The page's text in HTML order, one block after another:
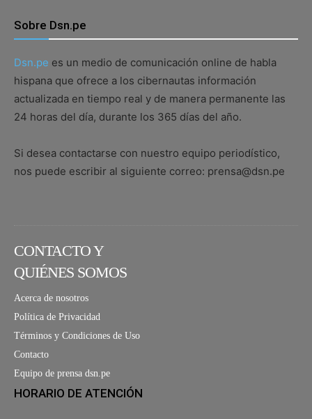
Sobre Dsn.pe
Dsn.pe es un medio de comunicación online de habla
hispana que ofrece a los cibernautas información
actualizada en tiempo real y de manera permanente las
24 horas del día, durante los 365 días del año.
Si desea contactarse con nuestro equipo periodístico,
nos puede escribir al siguiente correo: prensa@dsn.pe
CONTACTO Y
QUIÉNES SOMOS
Acerca de nosotros
Política de Privacidad
Términos y Condiciones de Uso
Contacto
Equipo de prensa dsn.pe
HORARIO DE ATENCIÓN